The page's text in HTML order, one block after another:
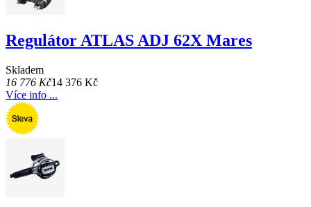
Regulátor ATLAS ADJ 62X Mares
Skladem
16 776 Kč14 376 Kč
Více info ...